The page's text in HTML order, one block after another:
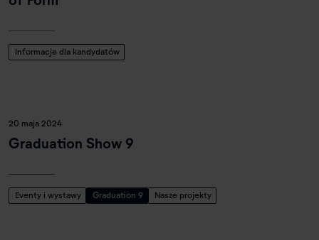
Informacje dla kandydatów
20 maja 2024
Graduation Show 9
Eventy i wystawy Graduation 9 Nasze projekty